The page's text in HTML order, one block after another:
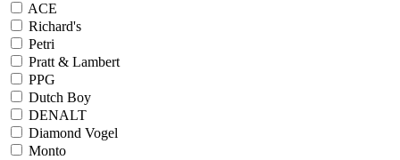
ACE
Richard's
Petri
Pratt & Lambert
PPG
Dutch Boy
DENALT
Diamond Vogel
Monto